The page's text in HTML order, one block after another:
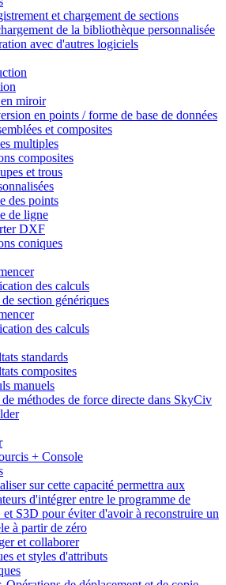
et chargement de sections
de la bibliothèque personnalisée
avec d'autres logiciels
miroir
en points / forme de base de données
et composites
multiples
composites
et trous
des points
de ligne
DXF
coniques
des calculs
section génériques
des calculs
standards
composites
manuels
méthodes de force directe dans SkyCiv
+ Console
sur cette capacité permettra aux
d'intégrer entre le programme de
S3D pour éviter d'avoir à reconstruire un
à partir de zéro
et collaborer
et styles d'attributs